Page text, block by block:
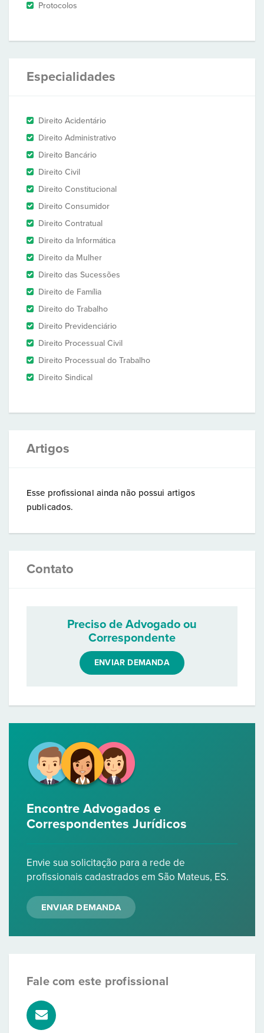
Protocolos
Especialidades
Direito Acidentário
Direito Administrativo
Direito Bancário
Direito Civil
Direito Constitucional
Direito Consumidor
Direito Contratual
Direito da Informática
Direito da Mulher
Direito das Sucessões
Direito de Família
Direito do Trabalho
Direito Previdenciário
Direito Processual Civil
Direito Processual do Trabalho
Direito Sindical
Artigos
Esse profissional ainda não possui artigos
publicados.
Contato
Preciso de Advogado ou
Correspondente
ENVIAR DEMANDA
Encontre Advogados e
Correspondentes Jurídicos
Envie sua solicitação para a rede de
profissionais cadastrados em São Mateus, ES.
ENVIAR DEMANDA
Fale com este profissional